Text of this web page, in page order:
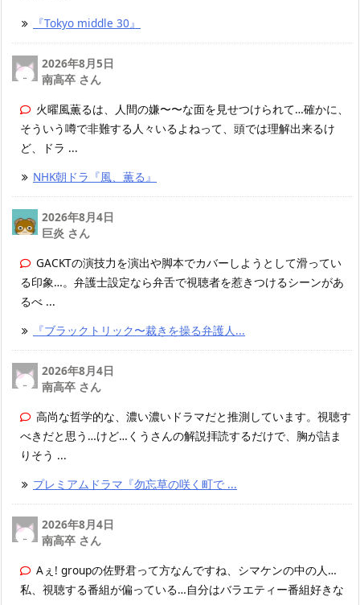
『Tokyo middle 30』
2026年8月5日
南高卒 さん
火曜風薫るは、人間の嫌〜〜な面を見せつけられて…確かに、
そういう噂で非難する人々いるよねって、頭では理解出来るけ
ど、ドラ ...
NHK朝ドラ『風、薫る』
2026年8月4日
巨炎 さん
GACKTの演技力を演出や脚本でカバーしようとして滑ってい
る印象…。弁護士設定なら弁舌で視聴者を惹きつけるシーンがあ
るべ ...
『ブラックトリック〜裁きを操る弁護人...
2026年8月4日
南高卒 さん
高尚な哲学的な、濃い濃いドラマだと推測しています。視聴す
べきだと思う…けど…くうさんの解説拝読するだけで、胸が詰ま
りそう ...
プレミアムドラマ『勿忘草の咲く町で ...
2026年8月4日
南高卒 さん
Aぇ! groupの佐野君って方なんですね、シマケンの中の人…
私、視聴する番組が偏っている…自分はバラエティー番組好きな